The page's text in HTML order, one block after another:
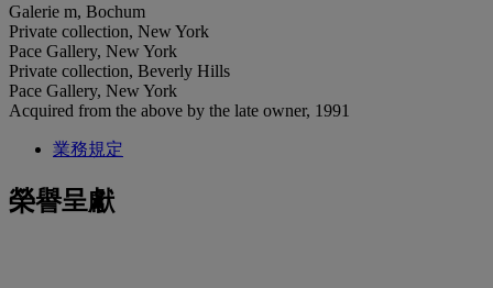
Galerie m, Bochum
Private collection, New York
Pace Gallery, New York
Private collection, Beverly Hills
Pace Gallery, New York
Acquired from the above by the late owner, 1991
業務規定
榮譽呈獻